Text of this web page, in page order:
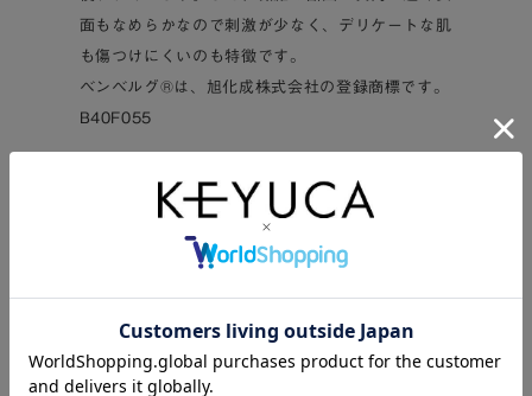
面もなめらかなので刺激が少なく、デリケートな肌
も傷つけにくいのも特徴です。
ベンベルグ®は、旭化成株式会社の登録商標です。
B40F055
※紀州メイド・・・和歌山県で生産された商品
※SEKマークとは
(一社)繊維評価技術協議会が抗菌性、洗濯耐久性、
安全性について審査し、一定の基準をクリアした抗
菌防臭加工品を認証するマークです。
飛沫防止にご使用ください。